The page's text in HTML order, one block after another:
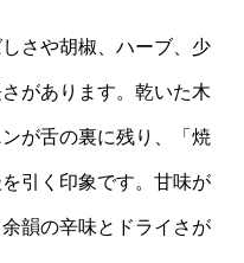
さや胡椒、ハーブ、少
があります。乾いた木
が舌の裏に残り、「焼
引く印象です。甘味が
韻の辛味とドライさが